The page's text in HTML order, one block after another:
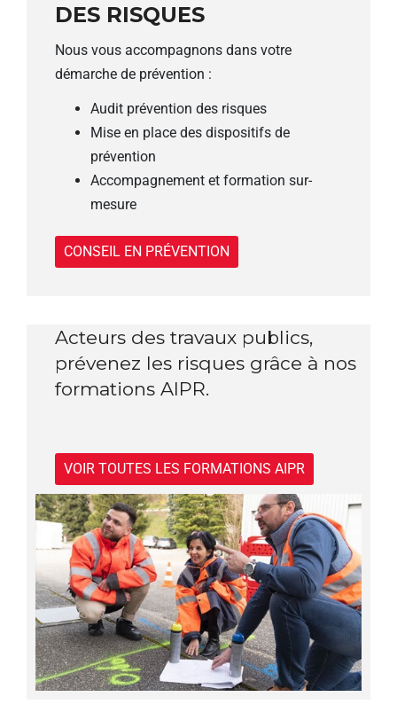
DES RISQUES
Nous vous accompagnons dans votre
démarche de prévention :
Audit prévention des risques
Mise en place des dispositifs de
prévention
Accompagnement et formation sur-
mesure
CONSEIL EN PRÉVENTION
Acteurs des travaux publics,
prévenez les risques grâce à nos
formations AIPR.
VOIR TOUTES LES FORMATIONS AIPR